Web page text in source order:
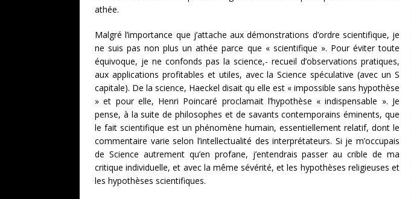
athée.
Malgré l’importance que j’attache aux démonstrations d’ordre scientifique, je
ne suis pas non plus un athée parce que « scientifique ». Pour éviter toute
équivoque, je ne confonds pas la science,- recueil d’observations pratiques,
aux applications profitables et utiles, avec la Science spéculative (avec un S
capitale). De la science, Haeckel disait qu elle est « impossible sans hypothèse
» et pour elle, Henri Poincaré proclamait l’hypothèse « indispensable ». Je
pense, à la suite de philosophes et de savants contemporains éminents, que
le fait scientifique est un phénomène humain, essentiellement relatif, dont le
commentaire varie selon l’intellectualité des interprétateurs. Si je m’occupais
de Science autrement qu’en profane, j’entendrais passer au crible de ma
critique individuelle, et avec la même sévérité, et les hypothèses religieuses et
les hypothèses scientifiques.